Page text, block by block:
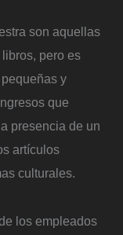
son aquellas
pero es
y
que
presencia de un
artículos
culturales.
los empleados